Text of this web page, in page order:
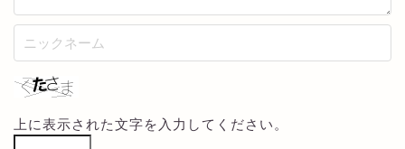
上に表示された文字を入力してください。